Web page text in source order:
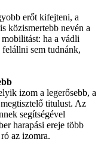
erőt kifejteni, a
közismertebb nevén a
ha a vádli
sem tudnánk,
izom a legerősebb, a
titulust. Az
segítségével
harapási ereje több
az izomra.